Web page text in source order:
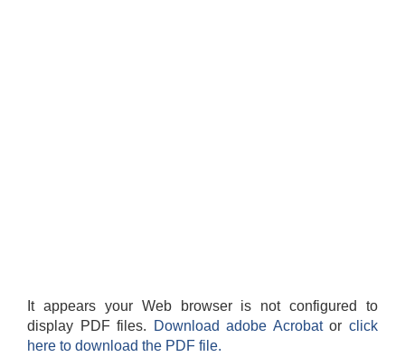
It appears your Web browser is not configured to
display PDF files.
Download adobe Acrobatorclick
here to download the PDF file.